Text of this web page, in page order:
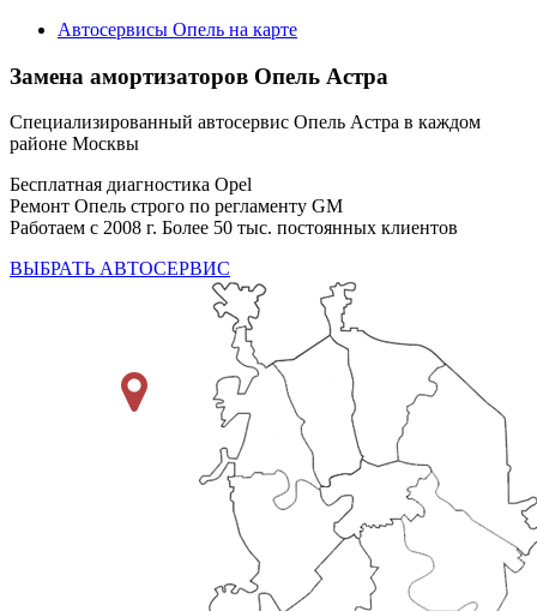
Автосервисы Опель на карте
Замена амортизаторов Опель Астра
Специализированный автосервис Опель Астра в каждом
районе Москвы
Бесплатная диагностика Opel
Ремонт Опель строго по регламенту GM
Работаем с 2008 г. Более 50 тыс. постоянных клиентов
ВЫБРАТЬ АВТОСЕРВИС